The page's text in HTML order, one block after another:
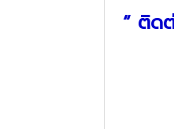
“ ติด